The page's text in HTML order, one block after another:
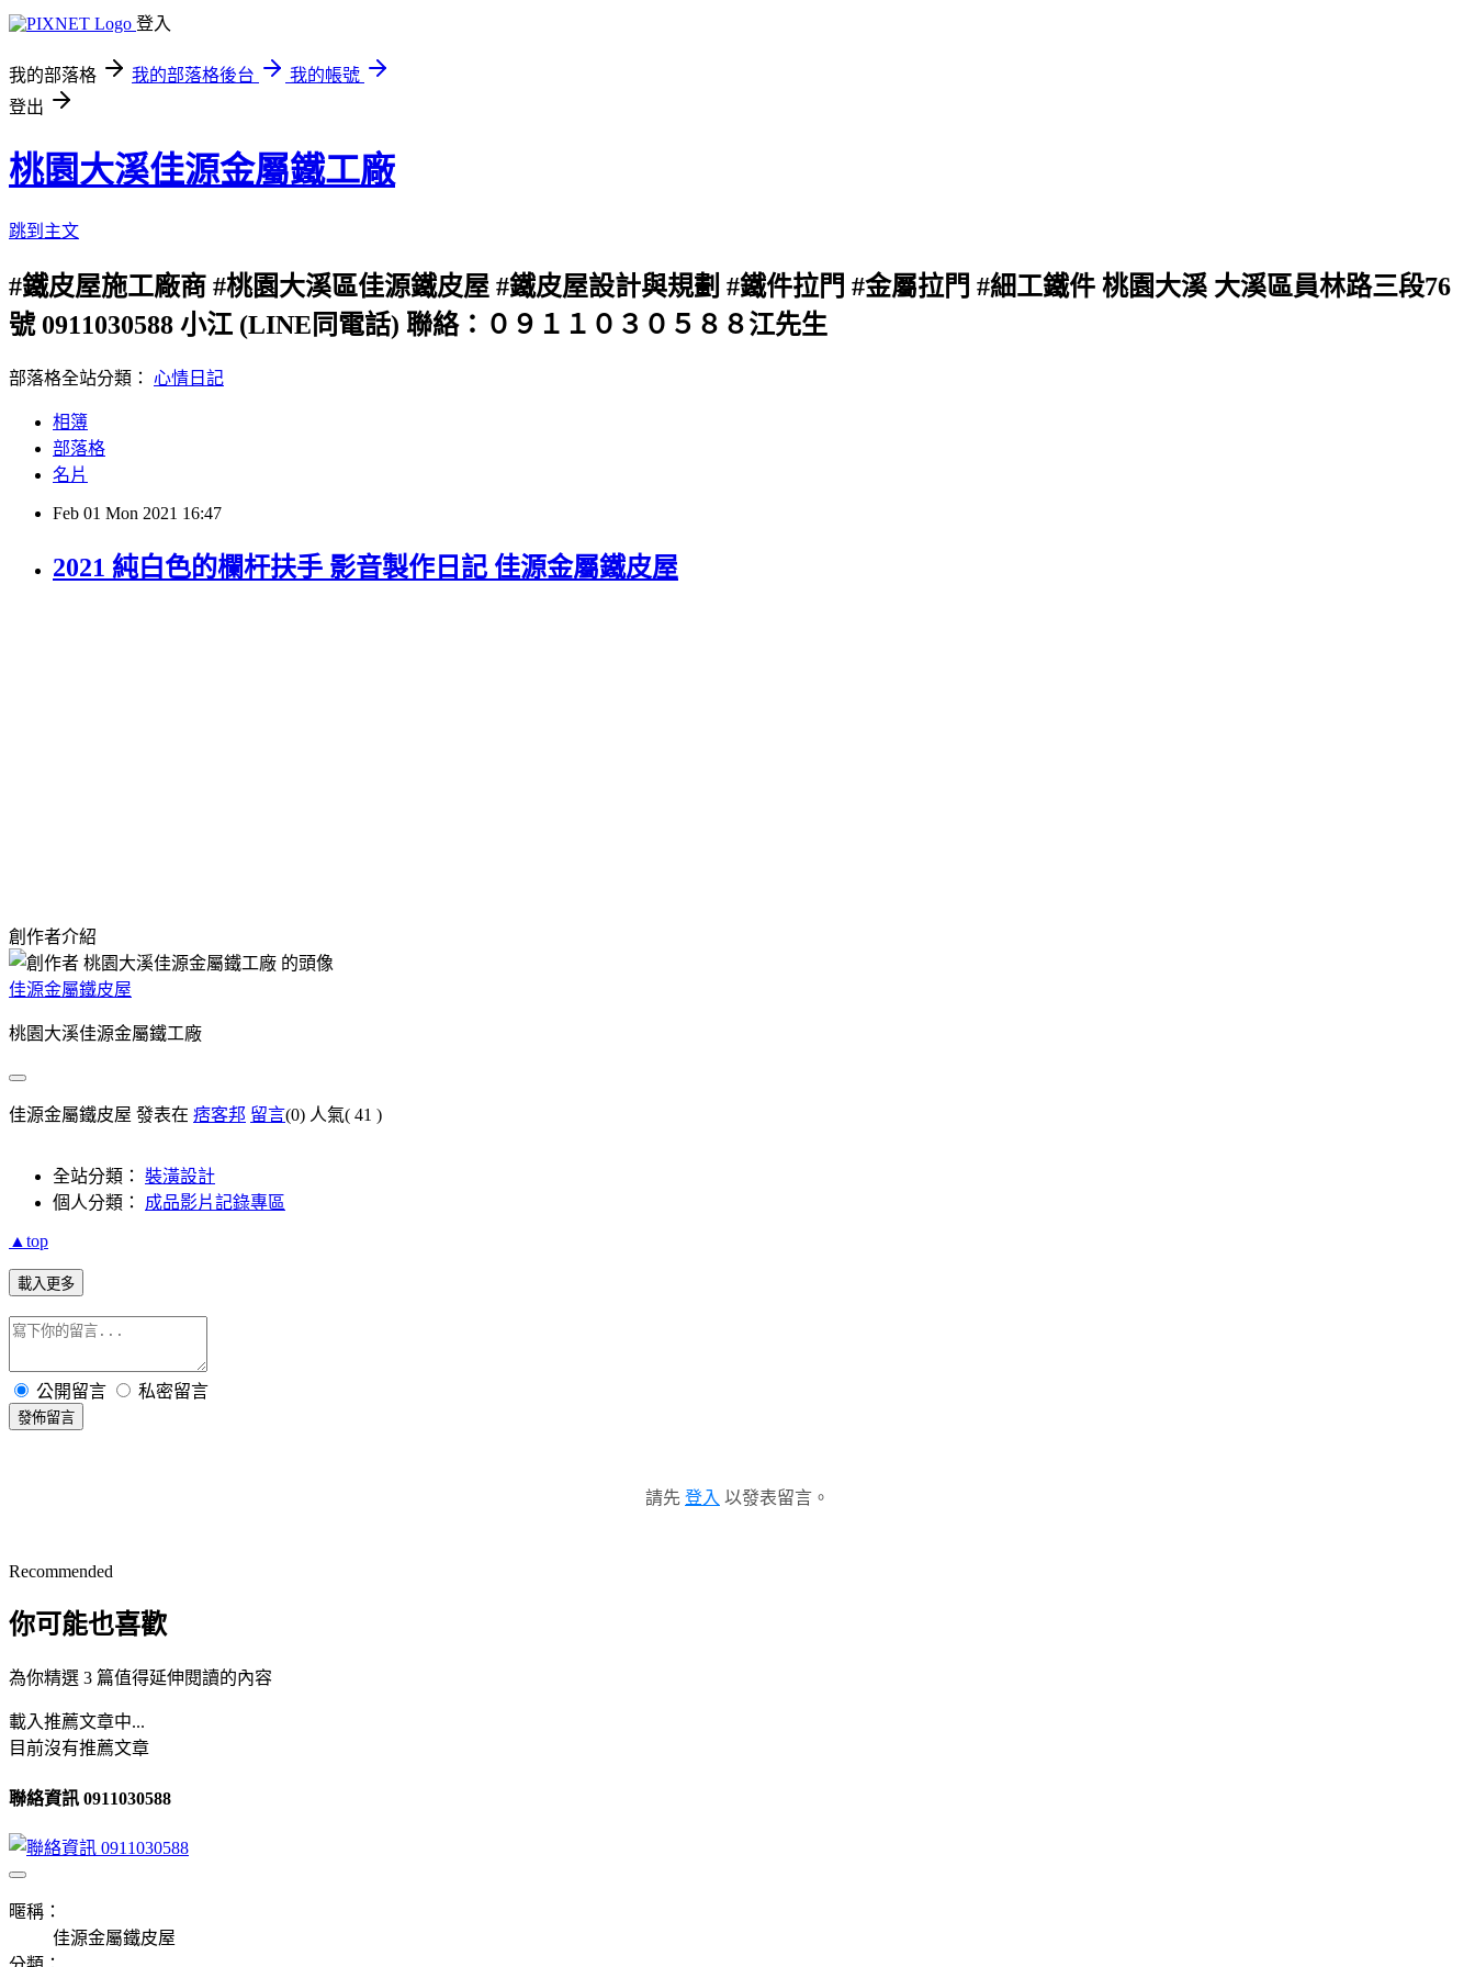
登入
我的部落格 我的部落格後台
我的帳號
登出
桃園大溪佳源金屬鐵工廠
跳到主文
#鐵皮屋施工廠商 #桃園大溪區佳源鐵皮屋 #鐵皮屋設計與規劃 #鐵件拉門 #金屬拉門 #細工鐵件 桃園大溪 大溪區員林路三段76
號 0911030588 小江 (LINE同電話) 聯絡：０９１１０３０５８８江先生
部落格全站分類： 心情日記
相簿
部落格
名片
Feb 01 Mon 2021 16:47
2021 純白色的欄杆扶手 影音製作日記 佳源金屬鐵皮屋
創作者介紹
佳源金屬鐵皮屋
桃園大溪佳源金屬鐵工廠
佳源金屬鐵皮屋 發表在 痞客邦 留言(0) 人氣( 41 )
全站分類： 裝潢設計
個人分類： 成品影片記錄專區
▲top
載入更多
公開留言 私密留言
發佈留言
請先 登入 以發表留言。
Recommended
你可能也喜歡
為你精選 3 篇值得延伸閱讀的內容
載入推薦文章中...
目前沒有推薦文章
聯絡資訊 0911030588
暱稱：
佳源金屬鐵皮屋